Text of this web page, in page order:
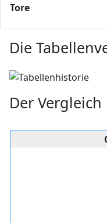
Tore
Die
Der Vergleich